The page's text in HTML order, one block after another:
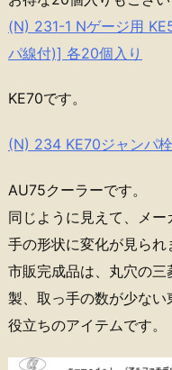
(N) 231-1 Nゲージ用
パ線付)] 各20個入り
KE70です。
(N) 234 KE70ジャンパ
AU75クーラーです。
同じように見えて、メ
手の形状に変化が見られ
市販完成品は、丸穴の
製、取っ手の数が少な
役立ちのアイテムです。